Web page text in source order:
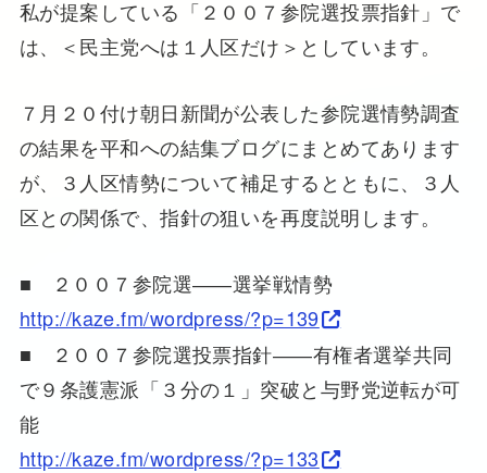
私が提案している「２００７参院選投票指針」で
は、＜民主党へは１人区だけ＞としています。
７月２０付け朝日新聞が公表した参院選情勢調査
の結果を平和への結集ブログにまとめてあります
が、３人区情勢について補足するとともに、３人
区との関係で、指針の狙いを再度説明します。
■ ２００７参院選――選挙戦情勢
http://kaze.fm/wordpress/?p=139
■ ２００７参院選投票指針――有権者選挙共同
で９条護憲派「３分の１」突破と与野党逆転が可
能
http://kaze.fm/wordpress/?p=133